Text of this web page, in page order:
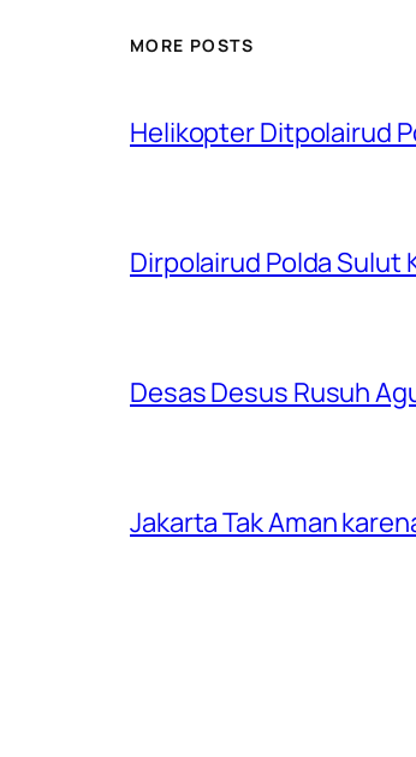
MORE POSTS
Helikopter Ditpolairud
Dirpolairud Polda Sulut
Desas Desus Rusuh
Jakarta Tak Aman